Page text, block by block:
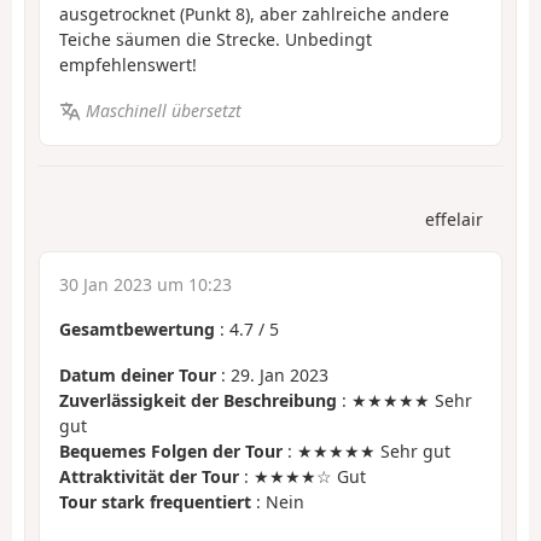
ausgetrocknet (Punkt 8), aber zahlreiche andere
Teiche säumen die Strecke. Unbedingt
empfehlenswert!
Maschinell übersetzt
effelair
30 Jan 2023 um 10:23
Gesamtbewertung : 4.7 / 5
Datum deiner Tour : 29. Jan 2023
Zuverlässigkeit der Beschreibung : ★★★★★ Sehr
gut
Bequemes Folgen der Tour : ★★★★★ Sehr gut
Attraktivität der Tour : ★★★★☆ Gut
Tour stark frequentiert : Nein